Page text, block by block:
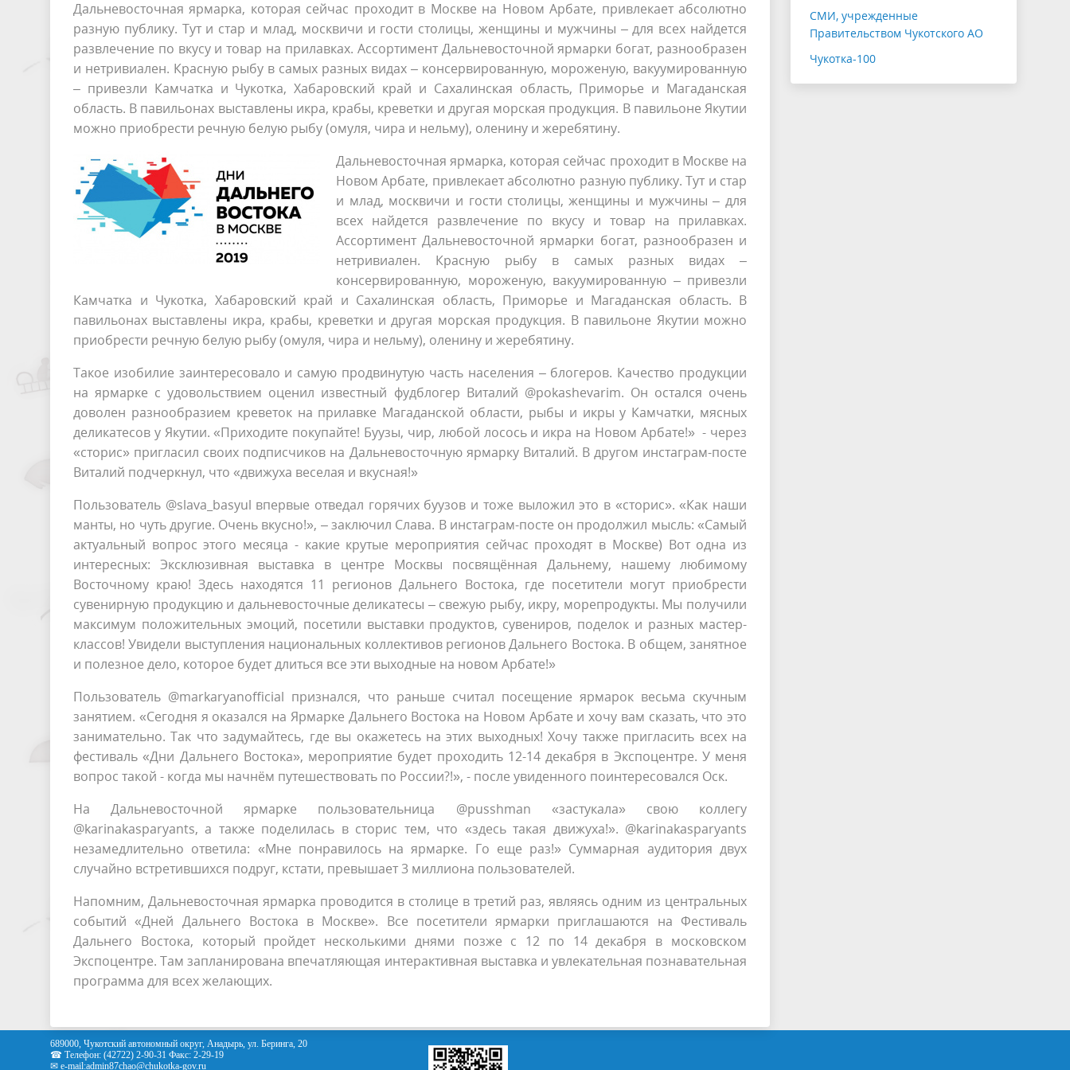
Дальневосточная ярмарка, которая сейчас проходит в Москве на Новом Арбате, привлекает абсолютно
разную публику. Тут и стар и млад, москвичи и гости столицы, женщины и мужчины – для всех найдется
развлечение по вкусу и товар на прилавках. Ассортимент Дальневосточной ярмарки богат, разнообразен
и нетривиален. Красную рыбу в самых разных видах – консервированную, мороженую, вакуумированную
– привезли Камчатка и Чукотка, Хабаровский край и Сахалинская область, Приморье и Магаданская
область. В павильонах выставлены икра, крабы, креветки и другая морская продукция. В павильоне Якутии
можно приобрести речную белую рыбу (омуля, чира и нельму), оленину и жеребятину.
Дальневосточная ярмарка, которая сейчас проходит в Москве на
Новом Арбате, привлекает абсолютно разную публику. Тут и стар
и млад, москвичи и гости столицы, женщины и мужчины – для
всех найдется развлечение по вкусу и товар на прилавках.
Ассортимент Дальневосточной ярмарки богат, разнообразен и
нетривиален. Красную рыбу в самых разных видах –
консервированную, мороженую, вакуумированную – привезли
Камчатка и Чукотка, Хабаровский край и Сахалинская область, Приморье и Магаданская область. В
павильонах выставлены икра, крабы, креветки и другая морская продукция. В павильоне Якутии можно
приобрести речную белую рыбу (омуля, чира и нельму), оленину и жеребятину.
Такое изобилие заинтересовало и самую продвинутую часть населения – блогеров. Качество продукции
на ярмарке с удовольствием оценил известный фудблогер Виталий @pokashevarim. Он остался очень
доволен разнообразием креветок на прилавке Магаданской области, рыбы и икры у Камчатки, мясных
деликатесов у Якутии. «Приходите покупайте! Буузы, чир, любой лосось и икра на Новом Арбате!» - через
«сторис» пригласил своих подписчиков на Дальневосточную ярмарку Виталий. В другом инстаграм-посте
Виталий подчеркнул, что «движуха веселая и вкусная!»
Пользователь @slava_basyul впервые отведал горячих буузов и тоже выложил это в «сторис». «Как наши
манты, но чуть другие. Очень вкусно!», – заключил Слава. В инстаграм-посте он продолжил мысль: «Самый
актуальный вопрос этого месяца - какие крутые мероприятия сейчас проходят в Москве) Вот одна из
интересных: Эксклюзивная выставка в центре Москвы посвящённая Дальнему, нашему любимому
Восточному краю! Здесь находятся 11 регионов Дальнего Востока, где посетители могут приобрести
сувенирную продукцию и дальневосточные деликатесы – свежую рыбу, икру, морепродукты. Мы получили
максимум положительных эмоций, посетили выставки продуктов, сувениров, поделок и разных мастер-
классов! Увидели выступления национальных коллективов регионов Дальнего Востока. В общем, занятное
и полезное дело, которое будет длиться все эти выходные на новом Арбате!»
Пользователь @markaryanofficial признался, что раньше считал посещение ярмарок весьма скучным
занятием. «Сегодня я оказался на Ярмарке Дальнего Востока на Новом Арбате и хочу вам сказать, что это
занимательно. Так что задумайтесь, где вы окажетесь на этих выходных! Хочу также пригласить всех на
фестиваль «Дни Дальнего Востока», мероприятие будет проходить 12-14 декабря в Экспоцентре. У меня
вопрос такой - когда мы начнём путешествовать по России?!», - после увиденного поинтересовался Оск.
На Дальневосточной ярмарке пользовательница @pusshman «застукала» свою коллегу
@karinakasparyants, а также поделилась в сторис тем, что «здесь такая движуха!». @karinakasparyants
незамедлительно ответила: «Мне понравилось на ярмарке. Го еще раз!» Суммарная аудитория двух
случайно встретившихся подруг, кстати, превышает 3 миллиона пользователей.
Напомним, Дальневосточная ярмарка проводится в столице в третий раз, являясь одним из центральных
событий «Дней Дальнего Востока в Москве». Все посетители ярмарки приглашаются на Фестиваль
Дальнего Востока, который пройдет несколькими днями позже с 12 по 14 декабря в московском
Экспоцентре. Там запланирована впечатляющая интерактивная выставка и увлекательная познавательная
программа для всех желающих.
СМИ, учрежденные
Правительством Чукотского АО
Чукотка-100
689000, Чукотский автономный округ, Анадырь, ул. Беринга, 20
☎ Телефон: (42722) 2-90-31 Факс: 2-29-19
✉ e-mail:admin87chao@chukotka-gov.ru